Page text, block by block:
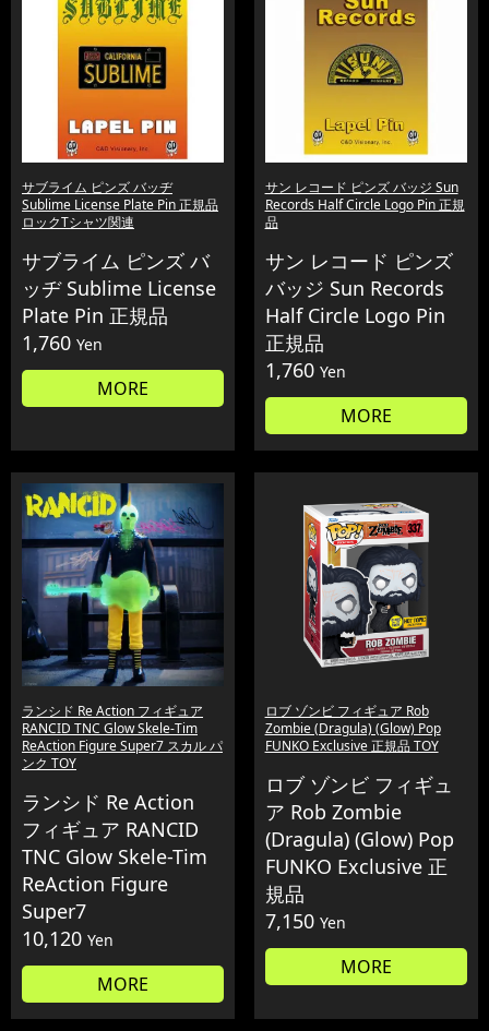
サブライム ピンズ バッヂ
Sublime License Plate Pin 正規品
ロックTシャツ関連
サブライム ピンズ バ
ッヂ Sublime License
Plate Pin 正規品
1,760 Yen
MORE
サン レコード ピンズ バッジ Sun
Records Half Circle Logo Pin 正規
品
サン レコード ピンズ
バッジ Sun Records
Half Circle Logo Pin
正規品
1,760 Yen
MORE
ランシド Re Action フィギュア
RANCID TNC Glow Skele-Tim
ReAction Figure Super7 スカル パ
ンク TOY
ランシド Re Action
フィギュア RANCID
TNC Glow Skele-Tim
ReAction Figure
Super7
10,120 Yen
MORE
ロブ ゾンビ フィギュア Rob
Zombie (Dragula) (Glow) Pop
FUNKO Exclusive 正規品 TOY
ロブ ゾンビ フィギュ
ア Rob Zombie
(Dragula) (Glow) Pop
FUNKO Exclusive 正
規品
7,150 Yen
MORE